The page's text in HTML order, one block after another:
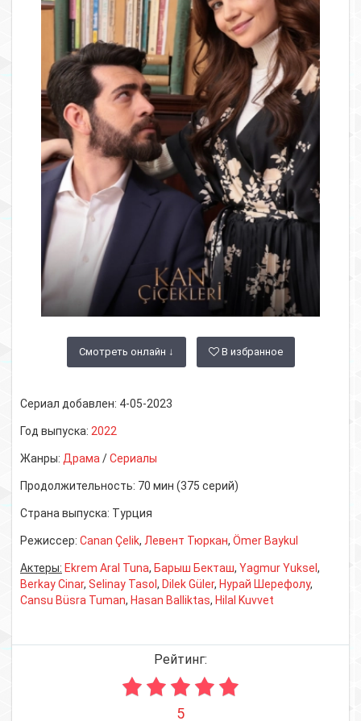
Смотреть онлайн ↓ В избранное
Сериал добавлен: 4-05-2023
Год выпуска: 2022
Жанры: Драма /Сериалы
Продолжительность: 70 мин (375 серий)
Страна выпуска: Турция
Режиссер: Canan Çelik, Левент Тюркан, Ömer Baykul
Актеры: Ekrem Aral Tuna, Барыш Бекташ, Yagmur Yuksel ,
Berkay Cinar, Selinay Tasol , Dilek Güler, Нурай Шерефолу,
Cansu Büsra Tuman, Hasan Balliktas, Hilal Kuvvet
Рейтинг:
5